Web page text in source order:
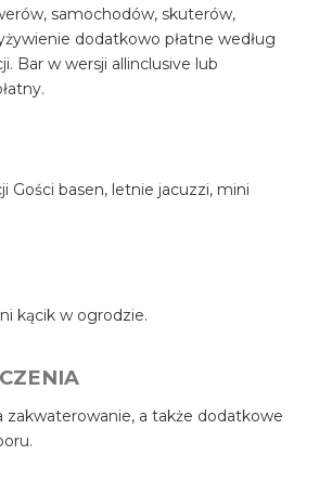
samochodów, skuterów,
dodatkowo płatne według
Bar w wersji allinclusive lub
Gości basen, letnie jacuzzi, mini
kącik w ogrodzie.
zakwaterowanie, a także dodatkowe